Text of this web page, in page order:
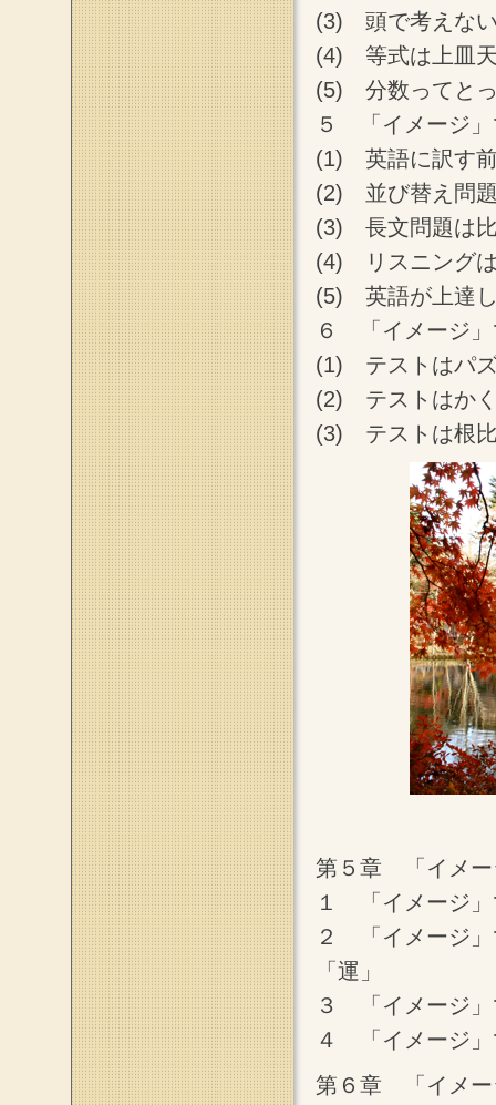
(3) 頭で考えな
(4) 等式は上皿
(5) 分数ってと
５ 「イメージ」
(1) 英語に訳す前
(2) 並び替え問
(3) 長文問題は
(4) リスニング
(5) 英語が上達
６ 「イメージ」
(1) テストはパ
(2) テストはか
(3) テストは根
第５章 「イメー
１ 「イメージ」
２ 「イメージ」
「運」
３ 「イメージ」
４ 「イメージ」
第６章 「イメー